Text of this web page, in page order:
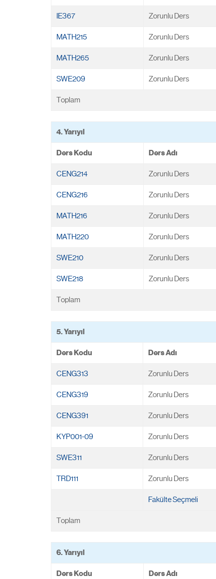
IE367 Zorunlu Ders
MATH215 Zorunlu Ders
MATH265 Zorunlu Ders
SWE209 Zorunlu Ders
Toplam
4. Yarıyıl
Ders Kodu Ders Adı
CENG214 Zorunlu Ders
CENG216 Zorunlu Ders
MATH216 Zorunlu Ders
MATH220 Zorunlu Ders
SWE210 Zorunlu Ders
SWE218 Zorunlu Ders
Toplam
5. Yarıyıl
Ders Kodu Ders Adı
CENG313 Zorunlu Ders
CENG319 Zorunlu Ders
CENG391 Zorunlu Ders
KYP001-09 Zorunlu Ders
SWE311 Zorunlu Ders
TRD111 Zorunlu Ders
Fakülte Seçmeli
Toplam
6. Yarıyıl
Ders Kodu Ders Adı